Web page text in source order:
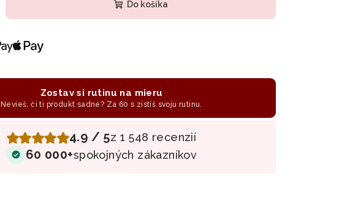
Do košíka
Zostav si rutinu na mieru
Nevieš, či ti produkt sadne? Za 60 s zistíš svoju rutinu.
4.9 / 5z 1 548 recenzií
60 000+spokojných zákazníkov